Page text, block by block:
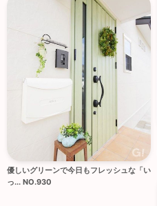
優しいグリーンで今日もフレッシュな「い
っ... NO.930